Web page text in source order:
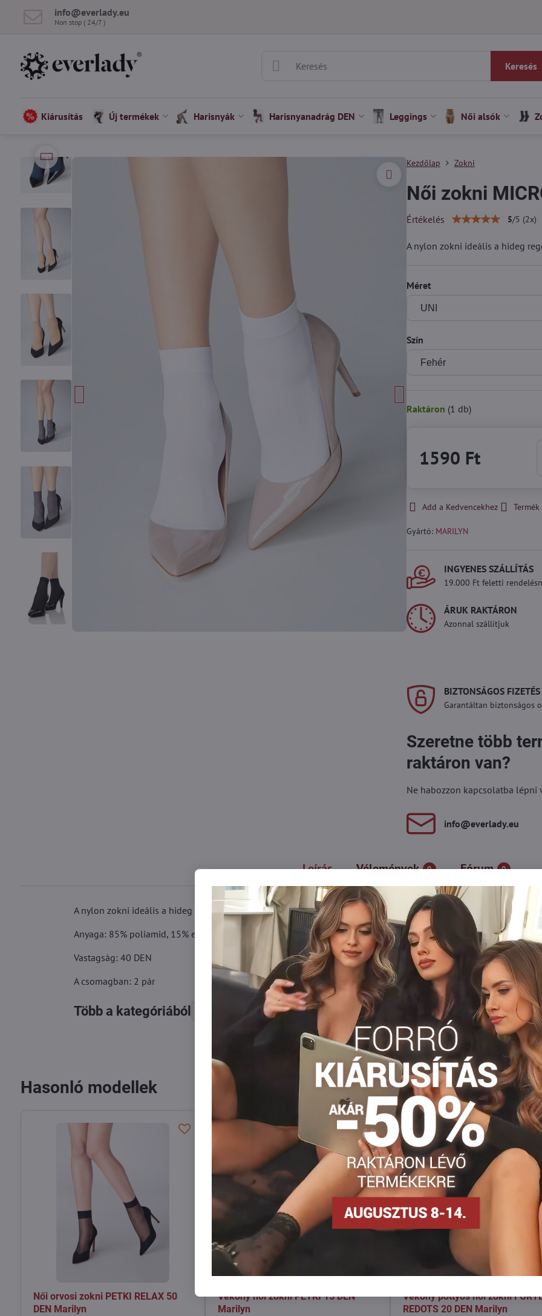
info​@everlady​.eu
Non stop ( 24/7 )
Keresés
Kiárusítás Új termékek Harisnyák Harisnyanadrág DEN Leggings Női alsók
Kezdőlap Zokni
Női zokni
Értékelés 5/5 (2x)
A nylon zokni ideális a hideg
Méret
Szín
Raktáron (1 db)
1590 Ft
Add a Kedvencekhez
Gyártó: MARILYN
INGYENES SZÁLLÍTÁS
19.000 Ft feletti
ÁRUK RAKTÁRON
Azonnal szállítjuk
BIZTONSÁGOS FIZETÉS
Garantáltan biztonságos
Szeretne több
raktáron van?
Ne habozzon kapcsolatba
info​@everlady​.eu
Leírás Vélemények 0 Fórum 0
A nylon zokni ideális a hideg reggelekre. A zoknik átlátszatlanok és kiváló minőségű anyagból készültek, így
Anyaga: 85% poliamid, 15% elasztán
Vastagság: 40 DEN
A csomagban: 2 pár
Több a kategóriából Nejlon zokni Silonkové ponožky
FacebookTwitterBlueskyPinterestRedditLinkedIn WhatsApp
E-
mail
Hasonló modellek
Női orvosi zokni PETKI RELAX 50
DEN Marilyn
Vékony női zokni PETKI 15 DEN
Marilyn
Vékony pöttyös női zokni
REDOTS 20 DEN Marilyn